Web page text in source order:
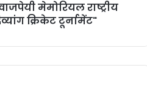
मेमोरियल राष्ट्रीय
क्रिकेट टूर्नामेंट"